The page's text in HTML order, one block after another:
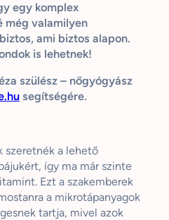
egy komplex
még valamilyen
ami biztos alapon.
is lehetnek!
szülész – nőgyógyász
segítségére.
szeretnék a lehető
így ma már szinte
Ezt a szakemberek
a mikrotápanyagok
tartja, mivel azok